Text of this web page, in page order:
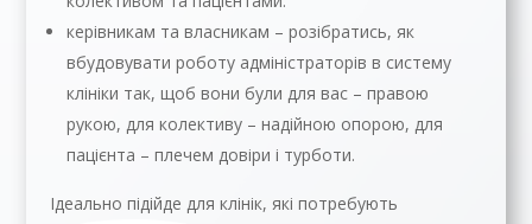
керівникам та власникам – розібратись, як
вбудовувати роботу адміністраторів в систему
клініки так, щоб вони були для вас – правою
рукою, для колективу – надійною опорою, для
пацієнта – плечем довіри і турботи.
Ідеально підійде для клінік, які потребують